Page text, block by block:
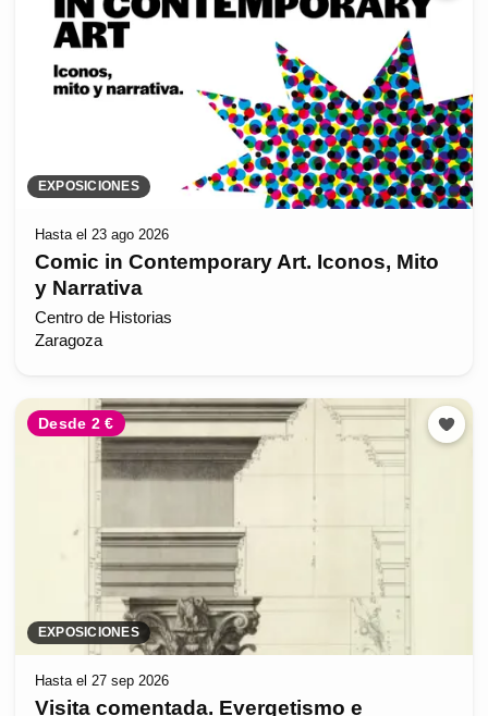
EXPOSICIONES
Hasta el 23 ago 2026
Comic in Contemporary Art. Iconos, Mito
y Narrativa
Centro de Historias
Zaragoza
Desde 2 €
EXPOSICIONES
Hasta el 27 sep 2026
Visita comentada. Evergetismo e